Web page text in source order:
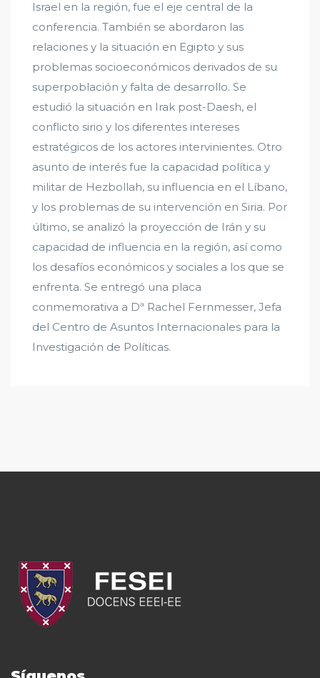
Israel en la región, fue el eje central de la
conferencia. También se abordaron las
relaciones y la situación en Egipto y sus
problemas socioeconómicos derivados de su
superpoblación y falta de desarrollo. Se
estudió la situación en Irak post-Daesh, el
conflicto sirio y los diferentes intereses
estratégicos de los actores intervinientes. Otro
asunto de interés fue la capacidad política y
militar de Hezbollah, su influencia en el Líbano,
y los problemas de su intervención en Siria. Por
último, se analizó la proyección de Irán y su
capacidad de influencia en la región, así como
los desafíos económicos y sociales a los que se
enfrenta. Se entregó una placa
conmemorativa a Dª Rachel Fernmesser, Jefa
del Centro de Asuntos Internacionales para la
Investigación de Políticas.